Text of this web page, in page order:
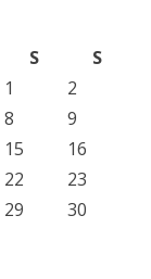
S
S
1
2
8
9
15
16
22
23
29
30